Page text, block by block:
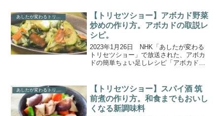
大変身！さらに、1日で120種ものりんご
を食べ比...
【トリセツショー】アボカド野菜
炒めの作り方。アボカドの取説レ
シピ。
2023年1月26日 NHK「あしたが変わる
トリセツショー」で放送された、アボカ
ドの簡単ちょい足しレシピ「アボカド野
取説」！食物繊維や葉酸、カリウムなど
栄養も豊富な一方...
あしたが変わるトリセツショー
【トリセツショー】スパイ酒 筑
前煮の作り方。和食までもおいし
くなる新調味料